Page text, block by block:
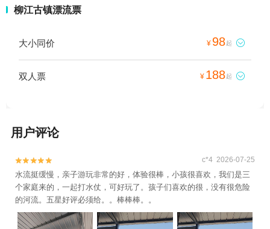
柳江古镇漂流票
大小同价 ¥ 98起 
双人票 ¥ 188起 
用户评论

 c*4 2026-07-25
水流挺缓慢，亲子游玩非常的好，体验很棒，小孩很喜欢，我们是三
个家庭来的，一起打水仗，可好玩了。孩子们喜欢的很，没有很危险
的河流。五星好评必须给。。棒棒棒。。